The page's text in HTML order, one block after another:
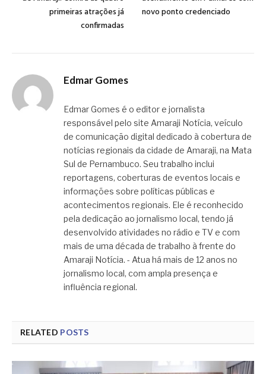
primeiras atrações já
confirmadas
novo ponto credenciado
Edmar Gomes
Edmar Gomes é o editor e jornalista
responsável pelo site Amaraji Notícia, veículo
de comunicação digital dedicado à cobertura de
notícias regionais da cidade de Amaraji, na Mata
Sul de Pernambuco. Seu trabalho inclui
reportagens, coberturas de eventos locais e
informações sobre políticas públicas e
acontecimentos regionais. Ele é reconhecido
pela dedicação ao jornalismo local, tendo já
desenvolvido atividades no rádio e TV e com
mais de uma década de trabalho à frente do
Amaraji Notícia. - Atua há mais de 12 anos no
jornalismo local, com ampla presença e
influência regional.
RELATED POSTS